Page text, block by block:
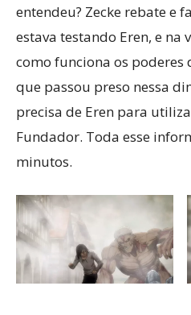
entendeu? Zecke rebate e
estava testando Eren, e na
como funciona os poderes
que passou preso nessa
precisa de Eren para
Fundador. Toda esse
minutos.